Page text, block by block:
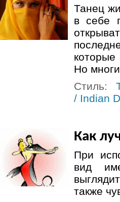
Танец
в себе
которые
Но
Стиль:
/ Indian
Как
При
вид
также